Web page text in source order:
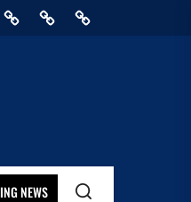
HomePrivacyAthirady
NEWS